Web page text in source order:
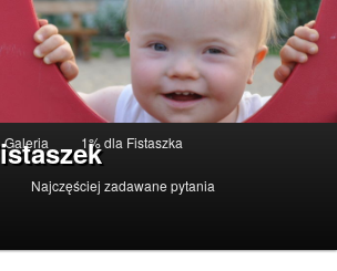
Galeria 1% dla Fistaszka
Najczęściej zadawane pytania